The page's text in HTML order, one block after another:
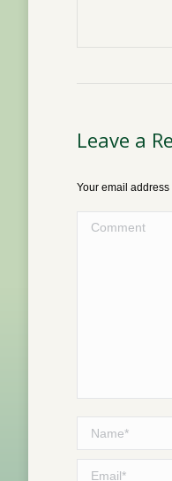
Leave a
Your email
Comment
Name *
Email *